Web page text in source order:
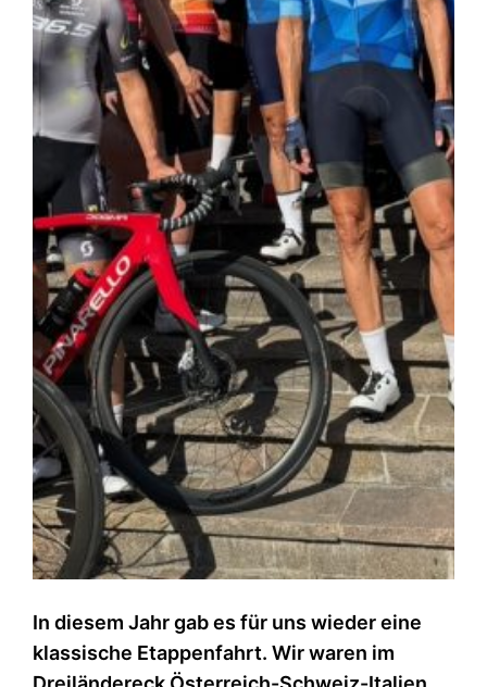
In diesem Jahr gab es für uns wieder eine
klassische Etappenfahrt. Wir waren im